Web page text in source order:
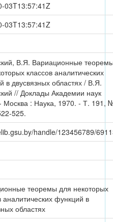
03T13:57:41Z
03T13:57:41Z
В.Я. Вариационные
классов аналитических
в двусвязных областях / В.Я.
// Доклады Академии наук
: Наука, 1970. - Т. 191,
525.
handle/123456789/
теоремы для некоторых
аналитических функций в
областях